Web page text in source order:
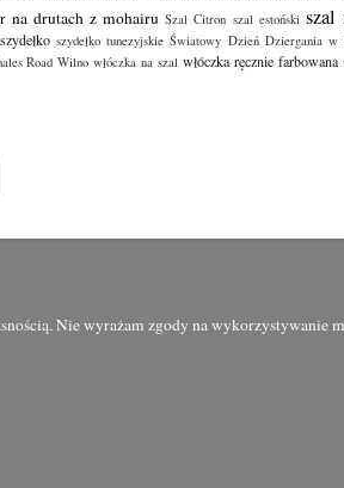
na drutach z mohairu Szal Citron szal estoński szal
szydełko szydełko tunezyjskie Światowy Dzień Dziergania w
Road Wilno włóczka na szal włóczka ręcznie farbowana
Nie wyrażam zgody na wykorzystywanie